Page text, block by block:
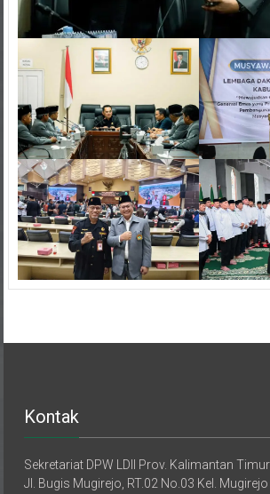
Jl. Bugis Mugirejo, RT.02 No.03 Kel. Mugirejo
Kec. Sei. Pinang, Kota Samarinda